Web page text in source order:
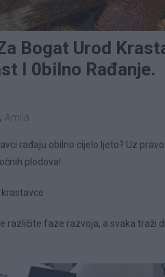
Bogat Urod
I 0bilno Rađanje.
Amila
rađaju obilno cijelo ljeto? Uz
plodova!
krastavce
različite faze razvoja, a svaka traži